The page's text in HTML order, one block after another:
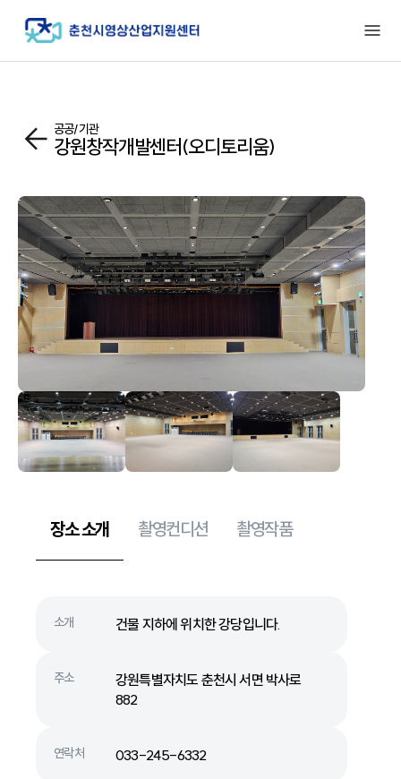
공공/기관
강원창작개발센터(오디토리움)
장소 소개 촬영컨디션 촬영작품
소개 건물 지하에 위치한 강당입니다.
주소
강원특별자치도 춘천시 서면 박사로
882
연락처 033-245-6332